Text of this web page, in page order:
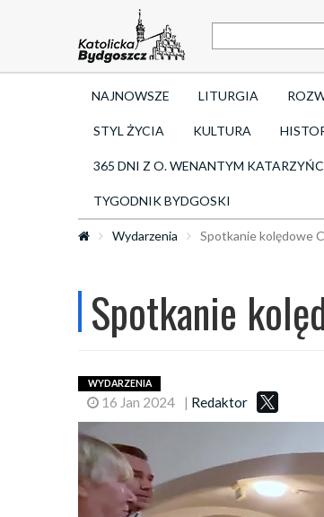
NAJNOWSZE LITURGIA
STYL ŻYCIA KULTURA
365 DNI Z O. WENANTYM
TYGODNIK BYDGOSKI
Wydarzenia Spotkanie kolędowe
Spotkanie
WYDARZENIA
16 Jan 2024 | Redaktor